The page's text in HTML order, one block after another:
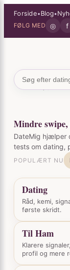
SpringForside•Blog•
FØLG MED ◎ f
Mindre
DateMig hjælper
tests om dating,
POPULÆRT NU
Dating
Råd, kemi,
første skridt.
Til Ham
Klarere
profil og mere